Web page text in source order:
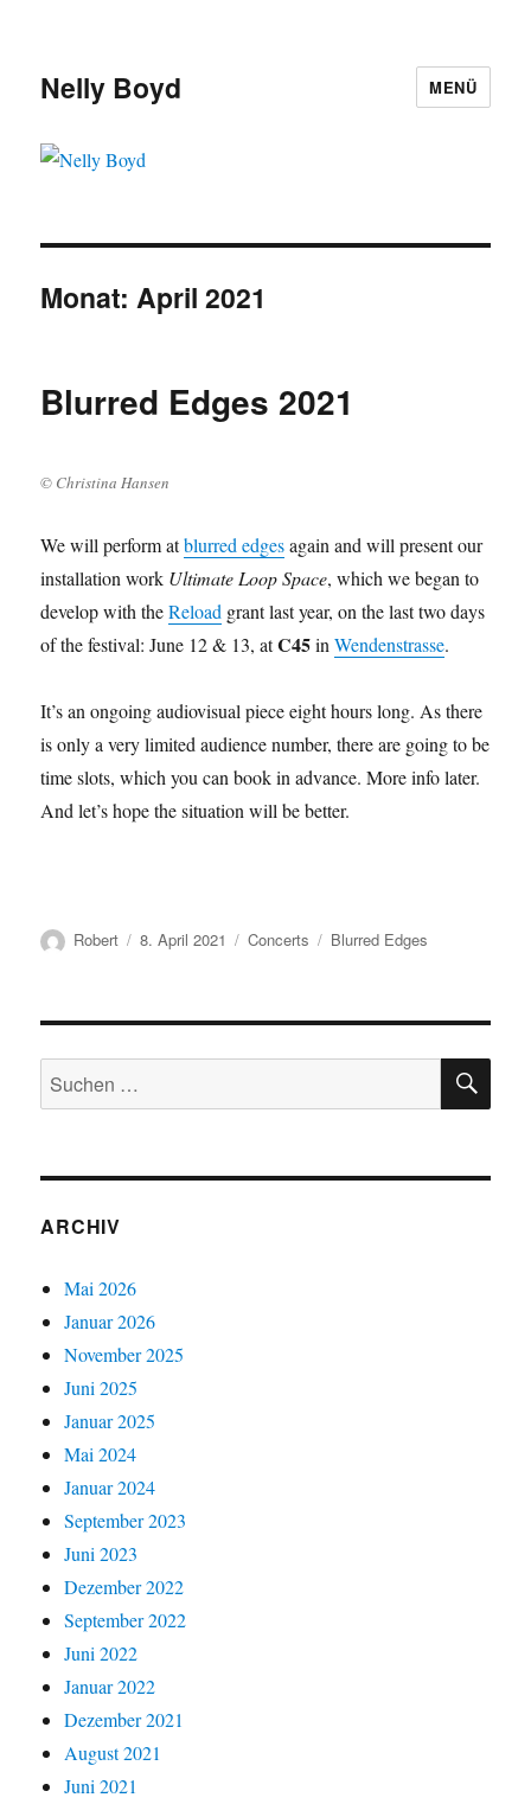
Nelly Boyd MENÜ
Monat:April 2021
Blurred Edges 2021
© Christina Hansen
We will perform atblurred edgesagain and will present our
installation work Ultimate Loop Space, which we began to
develop with theReload grant last year, on the last two days
of the festival: June 12 & 13, atC45inWendenstrasse.
It’s an ongoing audiovisual piece eight hours long. As there
is only a very limited audience number, there are going to be
time slots, which you can book in advance. More info later.
And let’s hope the situation will be better.
Autor
Robert
Veröffentlicht
8. April 2021 Kategorien
Concerts Schlagwörter
Blurred Edges
Suchen
nach:
ARCHIV
Mai 2026
Januar 2026
November 2025
Juni 2025
Januar 2025
Mai 2024
Januar 2024
September 2023
Juni 2023
Dezember 2022
September 2022
Juni 2022
Januar 2022
Dezember 2021
August 2021
Juni 2021